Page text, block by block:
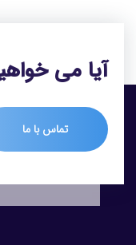
آیا می
تماس با ما